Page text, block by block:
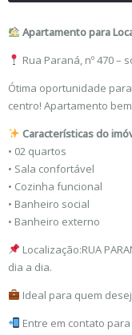
Apartamento para
Rua Paraná, nº 470 –
Ótima oportunidade
centro! Apartamento
Características do
• 02 quartos
• Sala confortável
• Cozinha funcional
• Banheiro social
• Banheiro externo
Localização:RUA
dia a dia.
Ideal para quem
Entre em contato